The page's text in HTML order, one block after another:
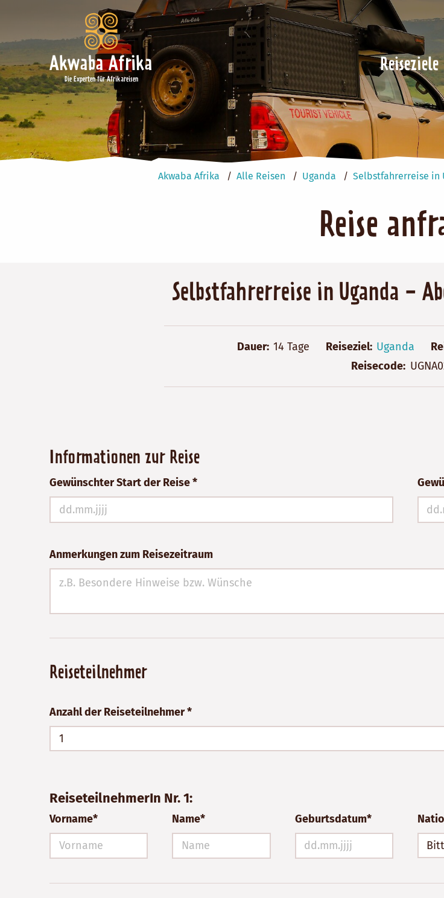
Akwaba Afrika
Die Experten für Afrikareisen
Reiseziele
Akwaba Afrika Alle Reisen Uganda Selbstfahrerreise in
Reise
Selbstfahrerreise in Uganda -
Dauer 14 Tage Reiseziel Uganda
Reisecode
Bitte
ausfüllen!
Informationen zur Reise
Gewünschter Start der Reise *
Anmerkungen zum Reisezeitraum
Reiseteilnehmer
Anzahl der Reiseteilnehmer *
1
ReiseteilnehmerIn Nr. 1:
Vorname* Name* Geburtsdatum*